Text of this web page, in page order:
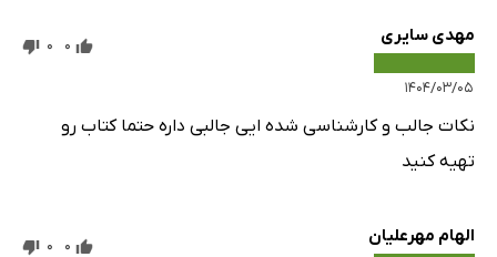
مهدی سایری
۱۴۰۴/۰۳/۰۵
0
0
نکات جالب و کارشناسی شده ایی جالبی داره حتما کتاب رو
تهیه کنید
الهام مهرعلیان 0
0